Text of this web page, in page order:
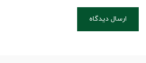
ارسال دیدگاه